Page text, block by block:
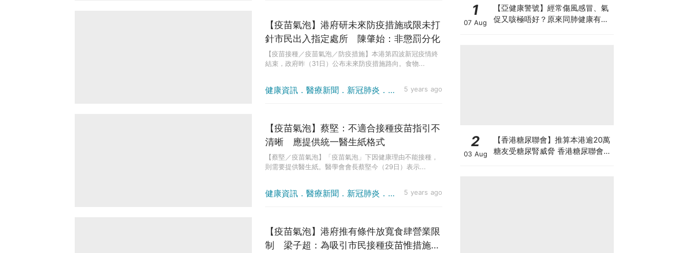
健康資訊．醫療新聞．新冠肺炎．防疫方法 5 years ago
【疫苗氣泡】港府研未來防疫措施或限未打
針市民出入指定處所 陳肇始：非懲罰分化
【疫苗接種／疫苗氣泡／防疫措施】本港第四波新冠疫情終
結束，政府昨（31日）公布未來防疫措施路向。食物...
健康資訊．醫療新聞．新冠肺炎．防疫方法 5 years ago
【疫苗氣泡】蔡堅：不適合接種疫苗指引不
清晰 應提供統一醫生紙格式
【蔡堅／疫苗氣泡】「疫苗氣泡」下因健康理由不能接種，
則需要提供醫生紙。醫學會會長蔡堅今（29日）表示...
【疫苗氣泡】港府推有條件放寬食肆營業限
制 梁子超：為吸引市民接種疫苗惟措施值
1
07 Aug
【亞健康警號】經常傷風感冒、氣
促又咳極唔好？原來同肺健康有
2
03 Aug
【香港糖尿聯會】推算本港逾20萬
糖友受糖尿腎威脅 香港糖尿聯會